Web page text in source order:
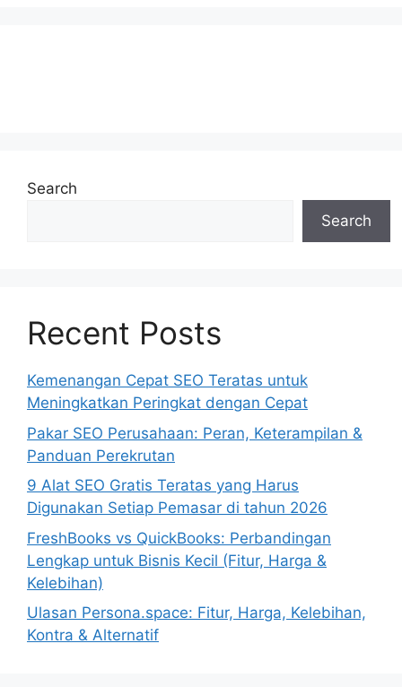
Search
Search
Recent Posts
Kemenangan Cepat SEO Teratas untuk
Meningkatkan Peringkat dengan Cepat
Pakar SEO Perusahaan: Peran, Keterampilan &
Panduan Perekrutan
9 Alat SEO Gratis Teratas yang Harus
Digunakan Setiap Pemasar di tahun 2026
FreshBooks vs QuickBooks: Perbandingan
Lengkap untuk Bisnis Kecil (Fitur, Harga &
Kelebihan)
Ulasan Persona.space: Fitur, Harga, Kelebihan,
Kontra & Alternatif